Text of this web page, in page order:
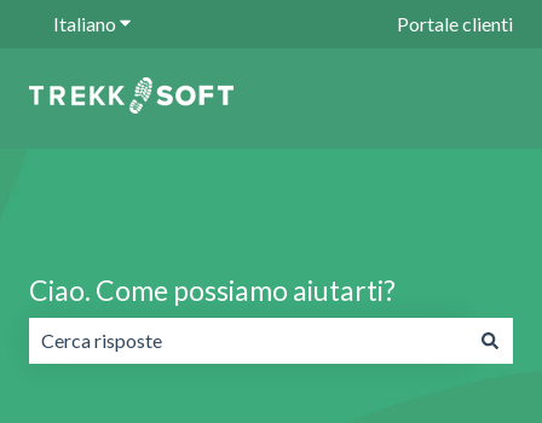
Italiano Mostra sottomenu per le traduzioniPortale clienti
Ciao. Come possiamo aiutarti?